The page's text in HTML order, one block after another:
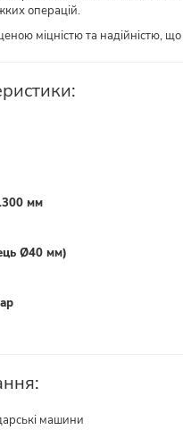
операцій.
міцністю та надійністю,
мм
Ø40 мм)
машини